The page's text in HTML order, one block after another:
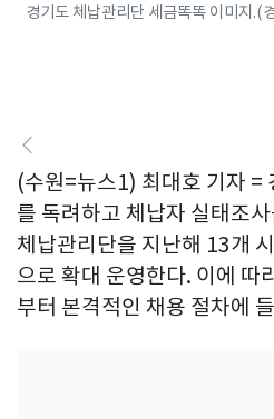
경기도 체납관리단 세금똑똑 이미지.(
(수원=뉴스1) 최대호 기자 =
를 독려하고 체납자 실태조
체납관리단을 지난해 13개
으로 확대 운영한다. 이에 따
부터 본격적인 채용 절차에